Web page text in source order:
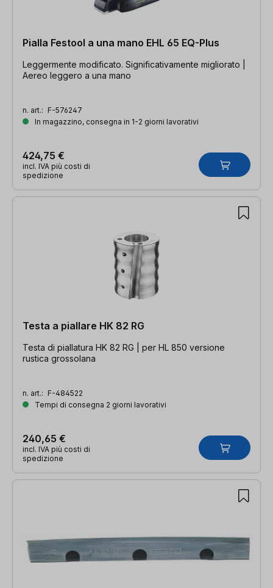
Pialla Festool a una mano EHL 65 EQ-Plus
Leggermente modificato. Significativamente migliorato |
Aereo leggero a una mano
n. art.: F-576247
In magazzino, consegna in 1-2 giorni lavorativi
424,75 €
incl. IVA più costi di
spedizione
Testa a piallare HK 82 RG
Testa di piallatura HK 82 RG | per HL 850 versione
rustica grossolana
n. art.: F-484522
Tempi di consegna 2 giorni lavorativi
240,65 €
incl. IVA più costi di
spedizione